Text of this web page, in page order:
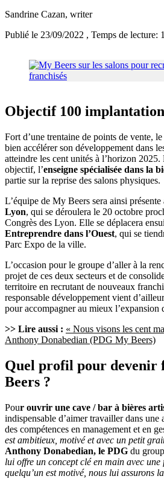
Sandrine Cazan, writer
Publié le 23/09/2022 , Temps de lecture:
Objectif 100
Fort d’une trentaine de points de vente,
bien accélérer son développement dans
atteindre les cent unités à l’horizon
objectif, l’enseigne spécialisée dans la
partie sur la reprise des salons physiques.
L’équipe de My Beers sera ainsi présente
Lyon, qui se déroulera le 20 octobre
Congrès des Lyon. Elle se déplacera
Entreprendre dans l’Ouest, qui se
Parc Expo de la ville.
L’occasion pour le groupe d’aller à la
projet de ces deux secteurs et de
territoire en recrutant de nouveaux
responsable développement vient
pour accompagner au mieux l’expansion
>> Lire aussi : « Nous visons les cent
Anthony Donabedian (PDG My Beers)
Quel profil pour devenir
Beers ?
Pour ouvrir une cave / bar à bières
indispensable d’aimer travailler dans une
des compétences en management et en
est ambitieux, motivé et avec un petit
Anthony Donabedian, le PDG du
lui offre un concept clé en main avec
quelqu’un est motivé, nous lui assurons